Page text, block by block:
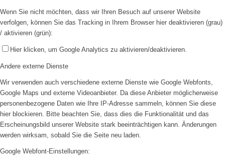
Wenn Sie nicht möchten, dass wir Ihren Besuch auf unserer Website
verfolgen, können Sie das Tracking in Ihrem Browser hier deaktivieren (grau)
/ aktivieren (grün):
Hier klicken, um Google Analytics zu aktivieren/deaktivieren.
Andere externe Dienste
Wir verwenden auch verschiedene externe Dienste wie Google Webfonts,
Google Maps und externe Videoanbieter. Da diese Anbieter möglicherweise
personenbezogene Daten wie Ihre IP-Adresse sammeln, können Sie diese
hier blockieren. Bitte beachten Sie, dass dies die Funktionalität und das
Erscheinungsbild unserer Website stark beeinträchtigen kann. Änderungen
werden wirksam, sobald Sie die Seite neu laden.
Google Webfont-Einstellungen: